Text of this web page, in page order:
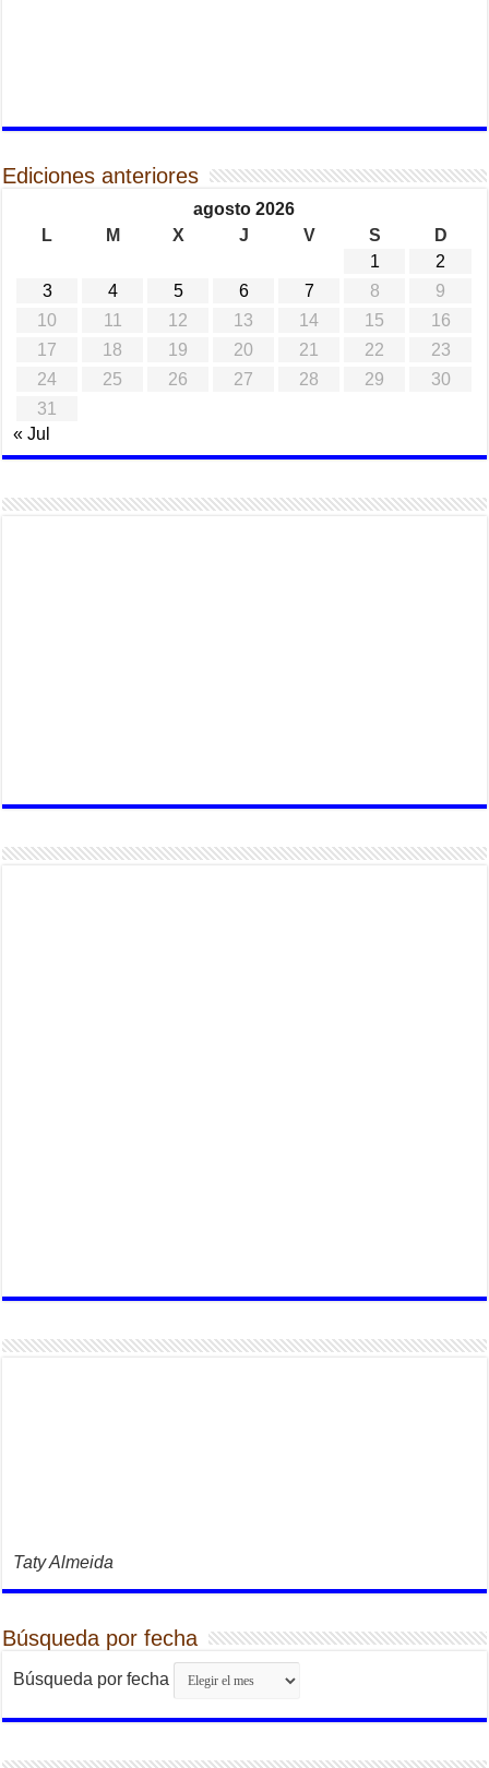
Ediciones anteriores
agosto 2026
L
M X J V S
D
1
2
3
4 5 6 7 8
9
10
11 12 13 14 15
16
17
18 19 20 21 22
23
24
25 26 27 28 29
30
31
« Jul
Taty Almeida
Búsqueda por fecha
Búsqueda por fecha